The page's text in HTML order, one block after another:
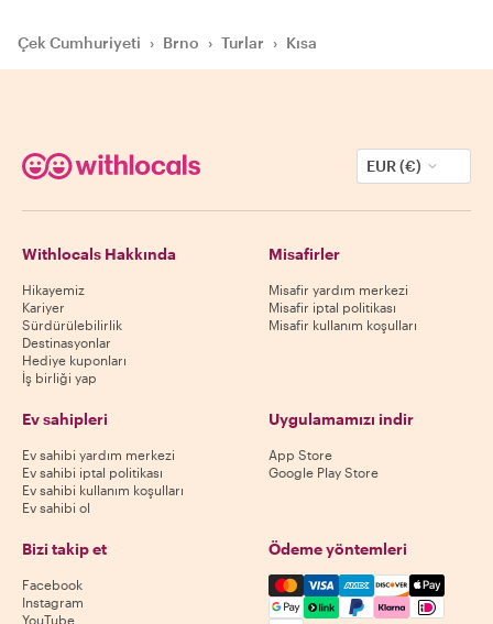
Çek Cumhuriyeti › Brno › Turlar › Kısa
EUR (€)
Withlocals Hakkında
Hikayemiz
Kariyer
Sürdürülebilirlik
Destinasyonlar
Hediye kuponları
İş birliği yap
Misafirler
Misafir yardım merkezi
Misafir iptal politikası
Misafir kullanım koşulları
Ev sahipleri
Ev sahibi yardım merkezi
Ev sahibi iptal politikası
Ev sahibi kullanım koşulları
Ev sahibi ol
Uygulamamızı indir
App Store
Google Play Store
Bizi takip et
Facebook
Instagram
YouTube
Ödeme yöntemleri
Mastercard, Visa, Amex,